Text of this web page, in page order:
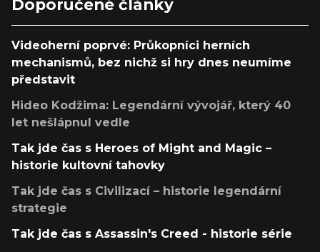
Doporučené články
Videoherní poprvé: Průkopníci herních
mechanismů, bez nichž si hry dnes neumíme
představit
Hideo Kodžima: Legendární vývojář, který 40
let nešlápnul vedle
Tak jde čas s Heroes of Might and Magic –
historie kultovní tahovky
Tak jde čas s Civilizací – historie legendární
strategie
Tak jde čas s Assassin's Creed - historie série